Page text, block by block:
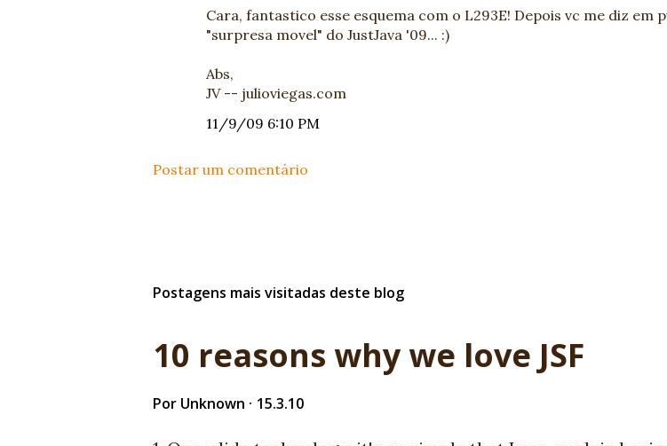
Cara, fantastico esse esquema com o L293E! Depois vc me diz em
"surpresa movel" do JustJava '09... :)
Abs,
JV -- julioviegas.com
11/9/09 6:10 PM
Postar um comentário
Postagens mais visitadas deste blog
10 reasons why we love JSF
Por Unknown 15.3.10